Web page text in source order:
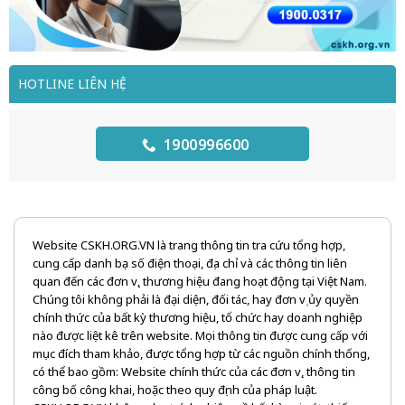
HOTLINE LIÊN HỆ
1900996600
Website CSKH.ORG.VN là trang thông tin tra cứu tổng hợp,
cung cấp danh bạ số điện thoại, địa chỉ và các thông tin liên
quan đến các đơn vị, thương hiệu đang hoạt động tại Việt Nam.
Chúng tôi không phải là đại diện, đối tác, hay đơn vị ủy quyền
chính thức của bất kỳ thương hiệu, tổ chức hay doanh nghiệp
nào được liệt kê trên website. Mọi thông tin được cung cấp với
mục đích tham khảo, được tổng hợp từ các nguồn chính thống,
có thể bao gồm: Website chính thức của các đơn vị, thông tin
công bố công khai, hoặc theo quy định của pháp luật.